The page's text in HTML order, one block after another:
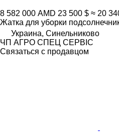
8 582 000 AMD 23 500 $ ≈ 20
Жатка для уборки
Украина, Синельниково
ЧП АГРО СПЕЦ СЕРВІС
Связаться с продавцом